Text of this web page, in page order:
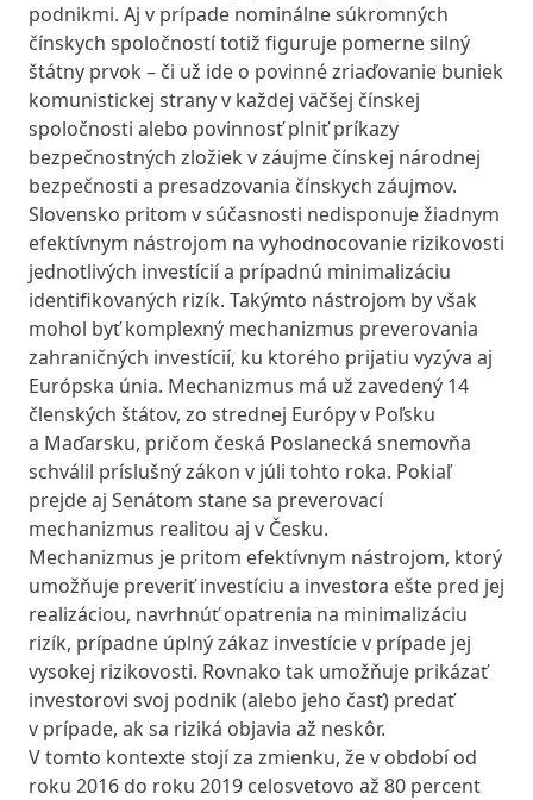
podnikmi. Aj v prípade nominálne súkromných
čínskych spoločností totiž figuruje pomerne silný
štátny prvok – či už ide o povinné zriaďovanie buniek
komunistickej strany v každej väčšej čínskej
spoločnosti alebo povinnosť plniť príkazy
bezpečnostných zložiek v záujme čínskej národnej
bezpečnosti a presadzovania čínskych záujmov.
Slovensko pritom v súčasnosti nedisponuje žiadnym
efektívnym nástrojom na vyhodnocovanie rizikovosti
jednotlivých investícií a prípadnú minimalizáciu
identifikovaných rizík. Takýmto nástrojom by však
mohol byť komplexný mechanizmus preverovania
zahraničných investícií, ku ktorého prijatiu vyzýva aj
Európska únia. Mechanizmus má už zavedený 14
členských štátov, zo strednej Európy v Poľsku
a Maďarsku, pričom česká Poslanecká snemovňa
schválil príslušný zákon v júli tohto roka. Pokiaľ
prejde aj Senátom stane sa preverovací
mechanizmus realitou aj v Česku.
Mechanizmus je pritom efektívnym nástrojom, ktorý
umožňuje preveriť investíciu a investora ešte pred jej
realizáciou, navrhnúť opatrenia na minimalizáciu
rizík, prípadne úplný zákaz investície v prípade jej
vysokej rizikovosti. Rovnako tak umožňuje prikázať
investorovi svoj podnik (alebo jeho časť) predať
v prípade, ak sa riziká objavia až neskôr.
V tomto kontexte stojí za zmienku, že v období od
roku 2016 do roku 2019 celosvetovo až 80 percent